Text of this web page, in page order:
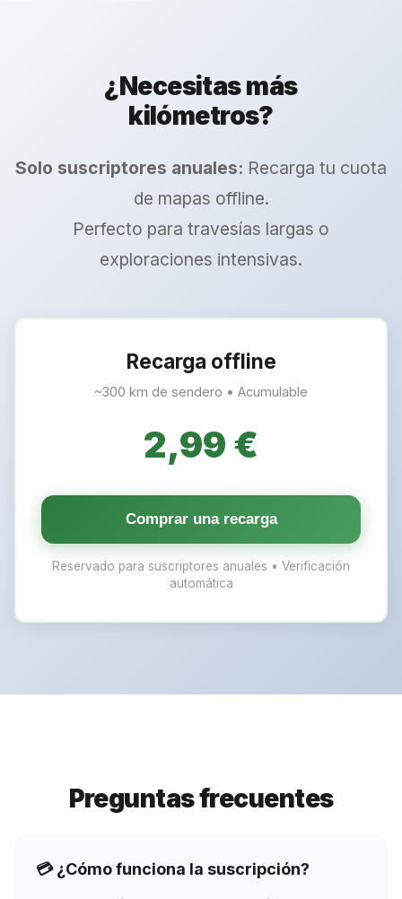
¿Necesitas más
kilómetros?
Solo suscriptores anuales: Recarga tu cuota
de mapas offline.
Perfecto para travesías largas o
exploraciones intensivas.
Recarga offline
~300 km de sendero • Acumulable
2,99 €
Comprar una recarga
Reservado para suscriptores anuales • Verificación
automática
Preguntas frecuentes
💳 ¿Cómo funciona la suscripción?